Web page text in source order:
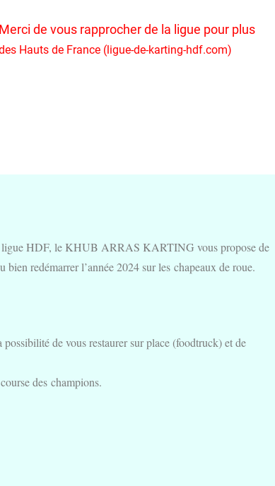
de vous rapprocher de la ligue pour plus
Hauts de France (ligue-de-karting-hdf.com)
ligue HDF, le KHUB ARRAS KARTING vous propose de
redémarrer l’année 2024 sur les chapeaux de roue.
de vous restaurer sur place (foodtruck) et de
des champions.